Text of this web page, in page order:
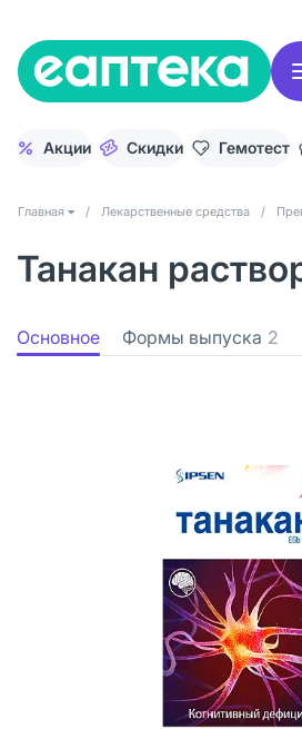
Акции Скидки Гемотест
Главная / Лекарственные средства /
Танакан
Основное Формы выпуска 2